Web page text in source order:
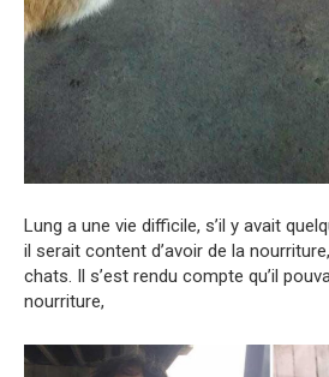
Lung a une vie difficile, s’il y avait
il serait content d’avoir de la
chats. Il s’est rendu compte qu’il
nourriture,